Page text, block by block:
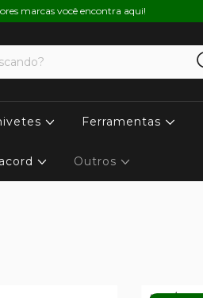
marcas você encontra aqui!
Ferramentas
Outros